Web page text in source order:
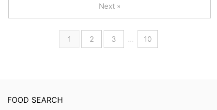
1 2 3 … 10
Next »
FOOD SEARCH